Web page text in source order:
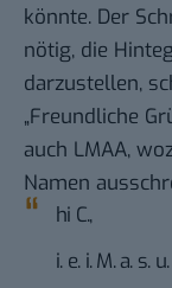
könnte. Der
nötig, die
darzustellen,
„Freundliche
auch LMAA,
Namen
hi C.,
i. e. i. M. a. s.